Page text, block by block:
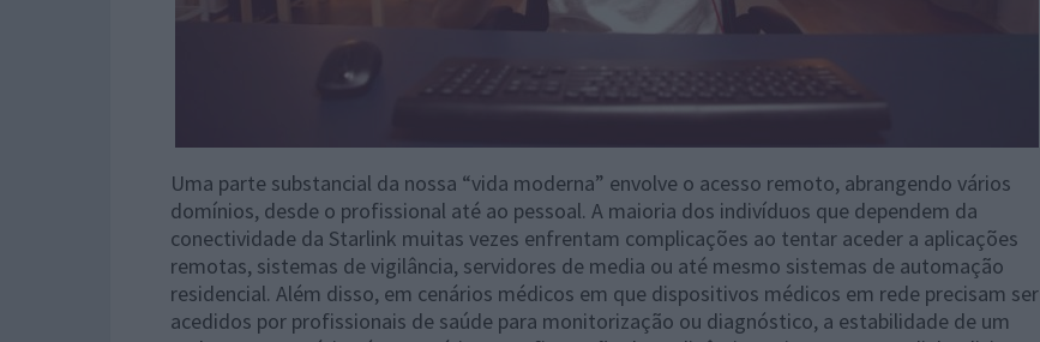
Uma parte substancial da nossa “vida moderna” envolve o acesso remoto, abrangendo vários
domínios, desde o profissional até ao pessoal. A maioria dos indivíduos que dependem da
conectividade da Starlink muitas vezes enfrentam complicações ao tentar aceder a aplicações
remotas, sistemas de vigilância, servidores de media ou até mesmo sistemas de automação
residencial. Além disso, em cenários médicos em que dispositivos médicos em rede precisam ser
acedidos por profissionais de saúde para monitorização ou diagnóstico, a estabilidade de um